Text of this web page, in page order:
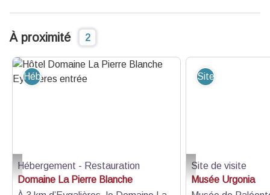
À proximité 2
Hôtel Domaine La Pierre Blanche Eygalières entrée - Bruno Preschesmisky
Hébergement - Restauration
Hébergement - Restauration
Domaine La Pierre Blanche
© Musée Urgonia
Site de visite
Site de visite
Musée Urgonia